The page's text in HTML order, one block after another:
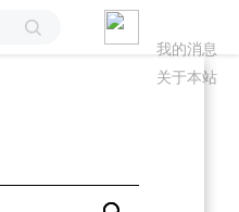
关于本站
我的消息